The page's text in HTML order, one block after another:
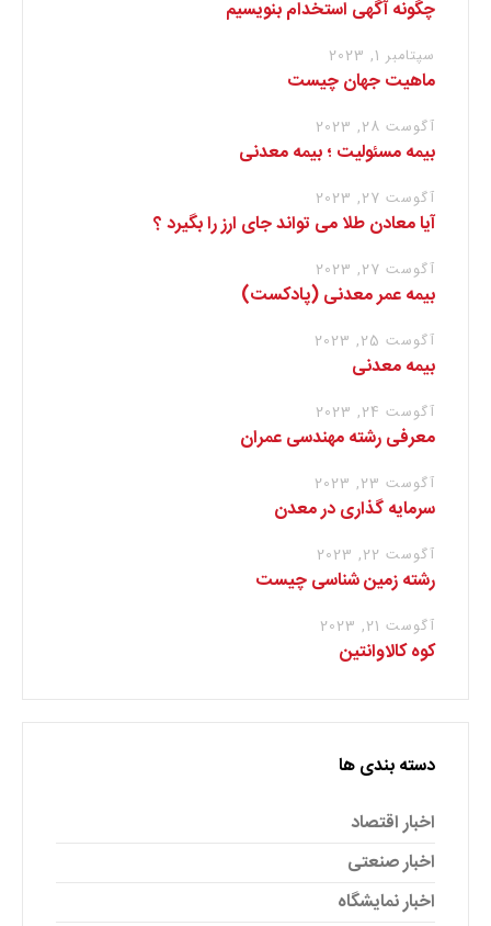
چگونه آگهی استخدام بنویسیم
سپتامبر 1, 2023
ماهیت جهان چیست
آگوست 28, 2023
بیمه مسئولیت ؛ بیمه معدنی
آگوست 27, 2023
آیا معادن طلا می تواند جای ارز را بگیرد ؟
آگوست 27, 2023
بیمه عمر معدنی (پادکست)
آگوست 25, 2023
بیمه معدنی
آگوست 24, 2023
معرفی رشته مهندسی عمران
آگوست 23, 2023
سرمایه گذاری در معدن
آگوست 22, 2023
رشته زمین شناسی چیست
آگوست 21, 2023
کوه کالاوانتین
دسته بندی ها
اخبار اقتصاد
اخبار صنعتی
اخبار نمایشگاه